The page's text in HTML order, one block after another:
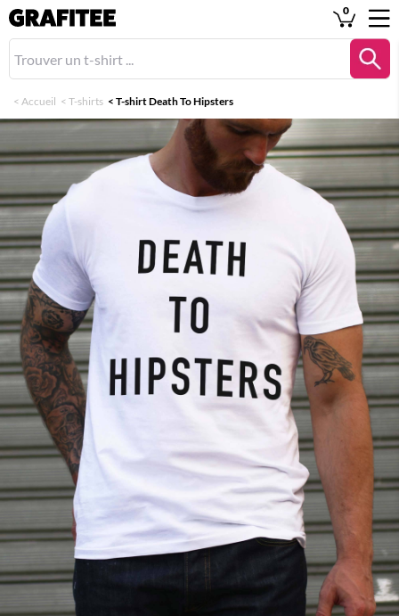
0
< Accueil < T-shirts < T-shirt Death To Hipsters